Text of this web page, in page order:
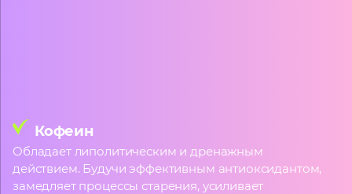
Кофеин
Обладает липолитическим и дренажным
действием. Будучи эффективным антиоксидантом,
замедляет процессы старения, усиливает